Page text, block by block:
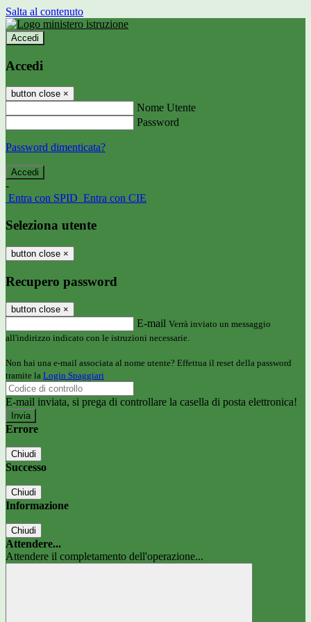
Salta al contenuto
Accedi
Accedi
button close ×
Nome Utente
Password
Password dimenticata?
-
Entra con SPID Entra con CIE
Seleziona utente
button close ×
Recupero password
button close ×
E-mail Verrà inviato un messaggio
all'indirizzo indicato con le istruzioni necessarie.
Non hai una e-mail associata al nome utente? Effettua il reset della password
tramite la Login Spaggiari
E-mail inviata, si prega di controllare la casella di posta elettronica!
Errore
Chiudi
Successo
Chiudi
Informazione
Chiudi
Attendere...
Attendere il completamento dell'operazione...